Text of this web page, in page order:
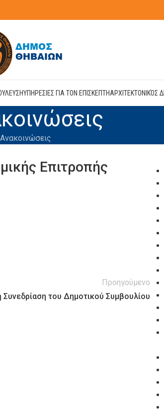
ΥΠΗΡΕΣΙΕΣ ΓΙΑ ΤΟΝ ΕΠΙΣΚΕΠΤΗΑΡΧΙΤΕΚΤΟΝΙΚΌΣ
Επιτροπής
Προηγούμενο
Συνεδρίαση του Δημοτικού Συμβουλίου